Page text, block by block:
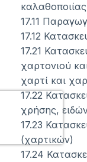
17.11
17.12
17.21
χαρτονιού
χαρτί και
17.22
χρήσης,
17.23
(χαρτικών)
17.24